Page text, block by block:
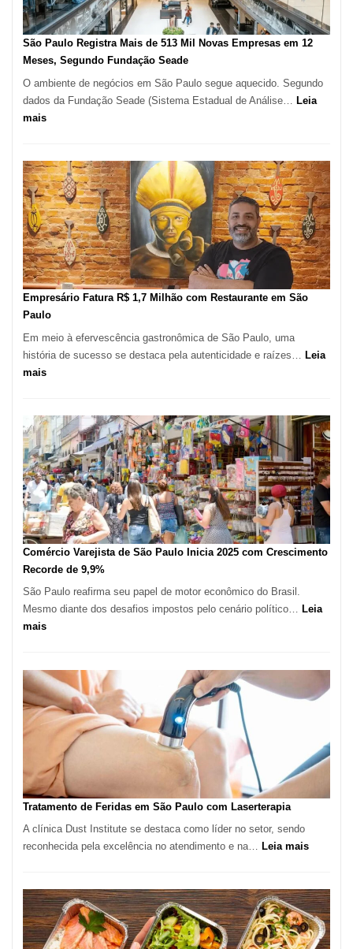
São Paulo Registra Mais de 513 Mil Novas Empresas em 12
Meses, Segundo Fundação Seade
O ambiente de negócios em São Paulo segue aquecido. Segundo
dados da Fundação Seade (Sistema Estadual de Análise…
Leia
mais:
Registra
Mais
de
513
Mil
Novas
Empresas
em
Segundo
Fundação
Seade
Empresário Fatura R$ 1,7 Milhão com Restaurante em São
Paulo
Em meio à efervescência gastronômica de São Paulo, uma
história de sucesso se destaca pela autenticidade e raízes… Leia
mais:
R$
1,7
Milhão
com
Restaurante
em
São
Paulo
Comércio Varejista de São Paulo Inicia 2025 com Crescimento
Recorde de 9,9%
São Paulo reafirma seu papel de motor econômico do Brasil.
Mesmo diante dos desafios impostos pelo cenário político… Leia
mais:
de
São
Paulo
Inicia
2025
com
Crescimento
Recorde
9,9%
Tratamento de Feridas em São Paulo com Laserterapia
A clínica Dust Institute se destaca como líder no setor, sendo
reconhecida pela excelência no atendimento e na… Leia mais:
Feridas
em
São